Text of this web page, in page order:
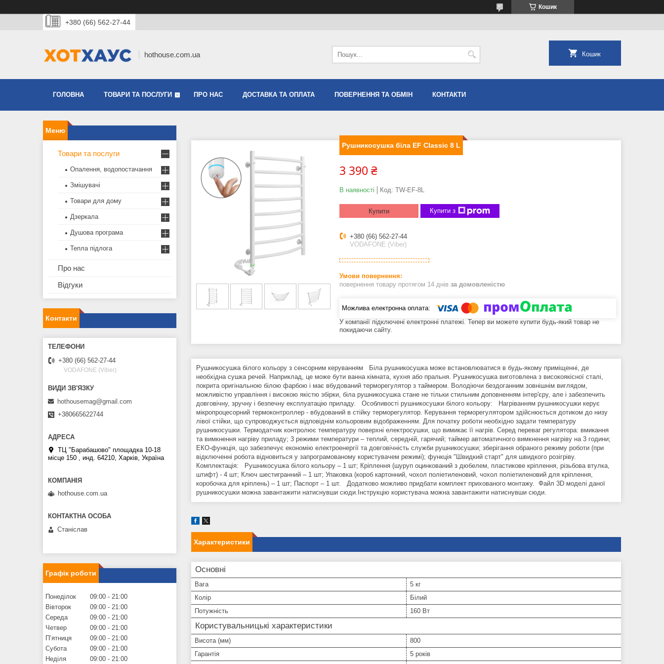
Кошик
+380 (66) 562-27-44
hothouse.com.ua Кошик
ГОЛОВНА ТОВАРИ ТА ПОСЛУГИ ПРО НАС ДОСТАВКА ТА ОПЛАТА ПОВЕРНЕННЯ ТА ОБМІН КОНТАКТИ
Рушникосушка біла EF Classic 8 L
3 390 ₴
В наявності Код: TW-EF-8L
Купити Купити з
+380 (66) 562-27-44
VODAFONE (Viber)
повернення товару протягом 14 днів за домовленістю
У компанії підключені електронні платежі. Тепер ви можете купити будь-який товар не
покидаючи сайту.
Рушникосушка білого кольору з сенсорним керуванням Біла рушникосушка може встановлюватися в будь-якому приміщенні, де
необхідна сушка речей. Наприклад, це може бути ванна кімната, кухня або пральня. Рушникосушка виготовлена з високоякісної сталі,
покрита оригінальною білою фарбою і має вбудований терморегулятор з таймером. Володіючи бездоганним зовнішнім виглядом,
можливістю управління і високою якістю збірки, біла рушникосушка стане не тільки стильним доповненням інтер'єру, але і забезпечить
довговічну, зручну і безпечну експлуатацію приладу. Особливості рушникосушки білого кольору: Нагріванням рушникосушки керує
мікропроцесорний термоконтроллер - вбудований в стійку терморегулятор. Керування терморегулятором здійснюється дотиком до низу
лівої стійки, що супроводжується відповіднім кольоровим відображенням. Для початку роботи необхідно задати температуру
рушникосушки. Термодатчик контролює температуру поверхні електросушки, що вимикає її нагрів. Серед переваг регулятора: вмикання
та вимкнення нагріву приладу; 3 режими температури – теплий, середній, гарячий; таймер автоматичного вимкнення нагріву на 3 години;
ЕКО-функція, що забезпечує економію електроенергії та довговічність служби рушникосушки; зберігання обраного режиму роботи (при
відключенні робота відновиться у запрограмованому користувачем режимі); функція "Швидкий старт" для швидкого розігріву.
Комплектація: Рушникосушка білого кольору – 1 шт; Кріплення (шуруп оцинкований з дюбелем, пластикове кріплення, різьбова втулка,
штифт) - 4 шт; Ключ шестигранний – 1 шт; Упаковка (короб картонний, чохол поліетиленовий, чохол поліетиленовий для кріплення,
коробочка для кріплень) – 1 шт; Паспорт – 1 шт. Додатково можливо придбати комплект прихованого монтажу. Файл 3D моделі даної
рушникосушки можна завантажити натиснувши сюди.Інструкцію користувача можна завантажити натиснувши сюди.
Характеристики
Основні
Вага
5 кг
Колір
Білий
Потужність
160 Вт
Користувальницькі характеристики
Висота (мм)
800
Гарантія
5 років
Товари та послуги
Опалення, водопостачання
Змішувачі
Товари для дому
Дзеркала
Душова програма
Тепла підлога
Про нас
Відгуки
Контакти
+380 (66) 562-27-44
VODAFONE (Viber)
hothousemag@gmail.com
+380665622744
ТЦ "Барабашово" площадка 10-18
місце 150 , инд. 64210, Харків, Україна
hothouse.com.ua
Станіслав
Графік роботи
Понеділок 09:00
21:00
Вівторок
09:00
21:00
Середа
09:00
21:00
Четвер
09:00
21:00
Пʼятниця
09:00
21:00
Субота
09:00
21:00
Неділя
09:00 21:00